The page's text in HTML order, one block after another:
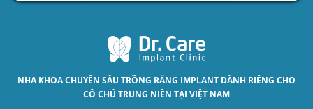
NHA KHOA CHUYÊN SÂU TRỒNG RĂNG IMPLANT DÀNH RIÊNG CHO
CÔ CHÚ TRUNG NIÊN TẠI VIỆT NAM